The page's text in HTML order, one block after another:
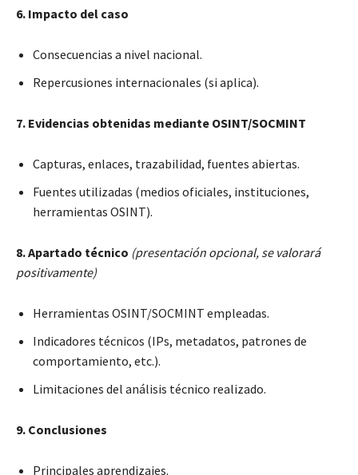
6. Impacto del caso
Consecuencias a nivel nacional.
Repercusiones internacionales (si aplica).
7. Evidencias obtenidas mediante OSINT/SOCMINT
Capturas, enlaces, trazabilidad, fuentes abiertas.
Fuentes utilizadas (medios oficiales, instituciones,
herramientas OSINT).
8. Apartado técnico (presentación opcional, se valorará
positivamente)
Herramientas OSINT/SOCMINT empleadas.
Indicadores técnicos (IPs, metadatos, patrones de
comportamiento, etc.).
Limitaciones del análisis técnico realizado.
9. Conclusiones
Principales aprendizajes.